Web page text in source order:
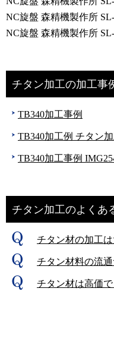
NC旋盤 森精機製作所
NC旋盤 森精機製作所
チタン加工の加工事
TB340加工事例
TB340加工例 チタン
TB340加工事例
チタン加工のよくあ
チタン材の加工
チタン材料の流
チタン材は高価で